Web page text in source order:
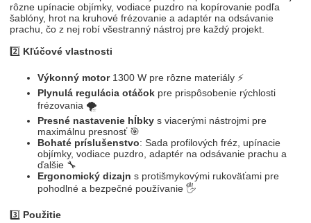
rôzne upínacie objímky, vodiace puzdro na kopírovanie podľa
šablóny, hrot na kruhové frézovanie a adaptér na odsávanie
prachu, čo z nej robí všestranný nástroj pre každý projekt.
2️⃣ Kľúčové vlastnosti
Výkonný motor1300 W pre rôzne materiály ⚡
Plynulá regulácia otáčok pre prispôsobenie rýchlosti
frézovania 🌪️
Presné nastavenie hĺbky s viacerými nástrojmi pre
maximálnu presnosť 🎯
Bohaté príslušenstvo: Sada profilových fréz, upínacie
objímky, vodiace puzdro, adaptér na odsávanie prachu a
ďalšie 🔧
Ergonomický dizajn s protišmykovými rukoväťami pre
pohodlné a bezpečné používanie 🖐️
3️⃣ Použitie